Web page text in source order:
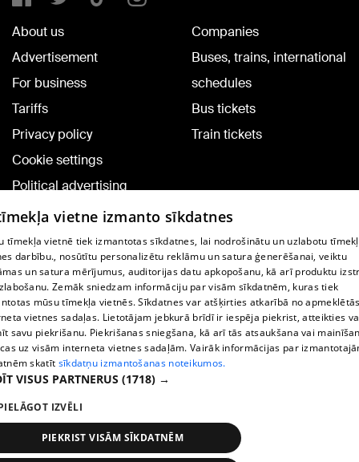
About us
Advertisement
For business
Tariffs
Privacy policy
Cookie settings
Political advertising
Cookie policy
Commenting terms
Companies
Buses, trains, international
schedules
Bus tickets
Train tickets
TV program
Contract rules
360 Ziņu kontakti
Helio Media
Vortal assistance service: e-mail -
All rights reserved.
vietne izmanto sīkdatnes
tīmekļa vietnē tiek izmantotas sīkdatnes, lai nodrošinātu un uzlabotu
darbību., nosūtītu personalizētu reklāmu un satura ģenerēšanai, veiktu
un satura mērījumus, auditorijas datu apkopošanu, kā arī produktu
Zemāk sniedzam informāciju par visām sīkdatnēm, kuras tiek
mūsu tīmekļa vietnēs. Sīkdatnes var atšķirties atkarībā no
vietnes sadaļas. Lietotājam jebkurā brīdī ir iespēja piekrist, atteikties
savu piekrišanu. Piekrišanas sniegšana, kā arī tās atsaukšana vai
uz visām interneta vietnes sadaļām. Vairāk informācijas par
skatīt sīkdatņu izmantošanas noteikumos.
VISUS PARTNERUS (1718) →
IZVĒLI
PIEKRIST VISĀM SĪKDATNĒM